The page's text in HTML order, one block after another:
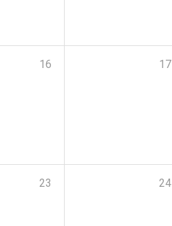
16 17
23 24